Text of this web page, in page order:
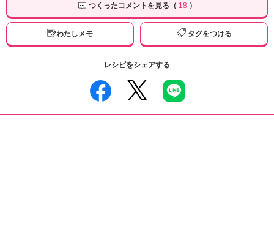
つくったコメントを見る（ 18 ）
わたしメモ タグをつける
レシピをシェアする